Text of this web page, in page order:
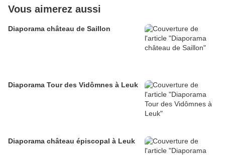
Vous aimerez aussi
Diaporama château de Saillon
Diaporama Tour des Vidômnes à Leuk
Diaporama château épiscopal à Leuk